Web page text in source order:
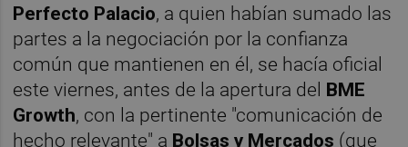
Perfecto Palacio, a quien habían sumado las
partes a la negociación por la confianza
común que mantienen en él, se hacía oficial
este viernes, antes de la apertura del BME
Growth, con la pertinente "comunicación de
hecho relevante" a Bolsas y Mercados (que